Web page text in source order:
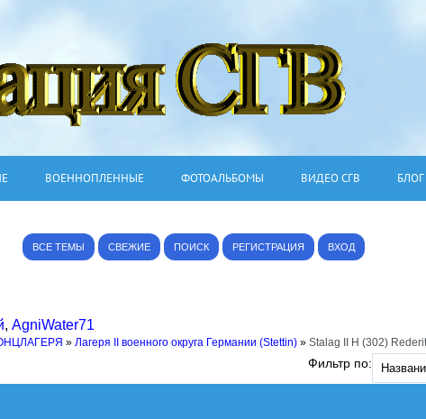
ВОЕННОПЛЕННЫЕ ФОТОАЛЬБОМЫ ВИДЕО СГВ БЛОГ
ВСЕ ТЕМЫ СВЕЖИЕ ПОИСК РЕГИСТРАЦИЯ ВХОД
, AgniWater71
» Лагеря II военного округа Германии (Stettin) » Stalag II H (302)
Фильтр по: